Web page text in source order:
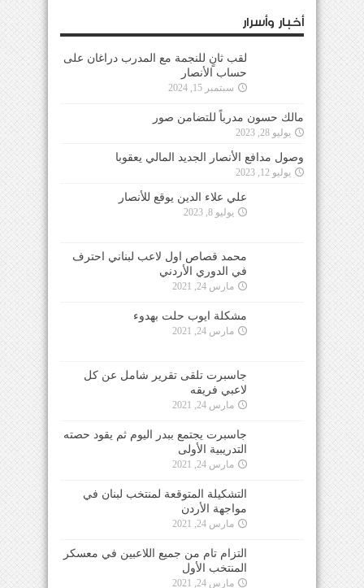
أخبار وأسرار
لقب ثانٍ للنجمة مع المدرب دراغان على
حساب الأنصار
سبتمبر 15, 2024
مالك حسون مدرباً للتضامن صور
يوليو 28, 2023
وصول مدافع الأنصار الجديد المالي يعقوبا
يوليو 12, 2023
علي علاء الدين يوقع للأنصار
يوليو 8, 2023
محمد قصاص اول لاعب لبناني احترف
في الدوري الأردني
مارس 24, 2021
مشكلة ايوب حلت بهدوء
مارس 24, 2021
جاسبرت تلقى تقرير شامل عن كل
لاعبي فريقه
مارس 24, 2021
جاسبرت يجتمع ببدر اليوم ثم يقود حصته
التدريبية الأولى
مارس 24, 2021
التشكيلة المتوقعة لمنتخب لبنان في
مواجهة الأردن
مارس 24, 2021
التزام تام من جميع اللاعبين في معسكر
المنتخب الأول
مارس 24, 2021